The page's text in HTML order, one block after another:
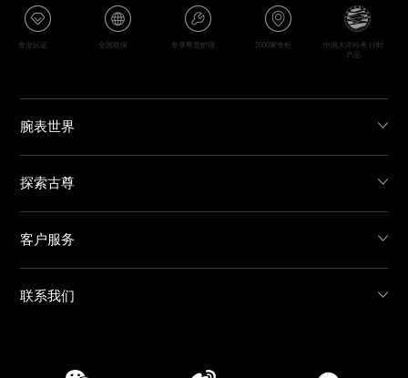
专业认证 全国联保 专享尊贵护理 2000家专柜
中国大洋科考 计时
产品
腕表世界
探索古尊
客户服务
联系我们